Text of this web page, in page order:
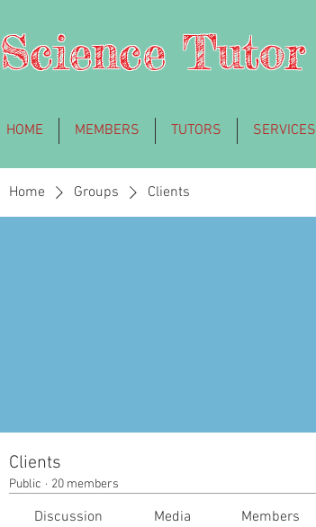
Science Tutor
HOME MEMBERS TUTORS SERVICES
Home Groups Clients
Clients
Public · 20 members
Discussion Media Members